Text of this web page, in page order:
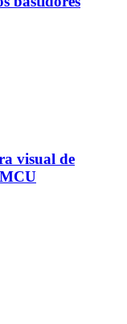
visual de